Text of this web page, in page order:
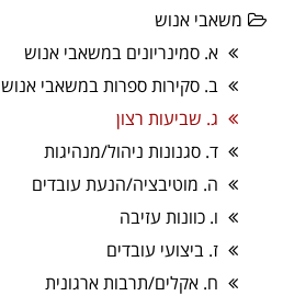
משאבי אנוש
א. סמינריונים במשאבי אנוש
ב. סקירות ספרות במשאבי אנוש
ג. שביעות רצון
ד. סגנונות ניהול/מנהיגות
ה. מוטיבציה/הנעת עובדים
ו. כוונות עזיבה
ז. ביצועי עובדים
ח. אקלים/תרבות ארגונית